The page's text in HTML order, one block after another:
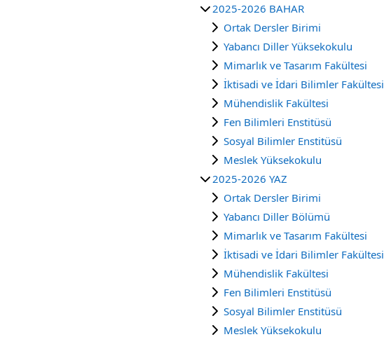
2025-2026 BAHAR
Ortak Dersler Birimi
Yabancı Diller Yüksekokulu
Mimarlık ve Tasarım Fakültesi
İktisadi ve İdari Bilimler Fakültesi
Mühendislik Fakültesi
Fen Bilimleri Enstitüsü
Sosyal Bilimler Enstitüsü
Meslek Yüksekokulu
2025-2026 YAZ
Ortak Dersler Birimi
Yabancı Diller Bölümü
Mimarlık ve Tasarım Fakültesi
İktisadi ve İdari Bilimler Fakültesi
Mühendislik Fakültesi
Fen Bilimleri Enstitüsü
Sosyal Bilimler Enstitüsü
Meslek Yüksekokulu